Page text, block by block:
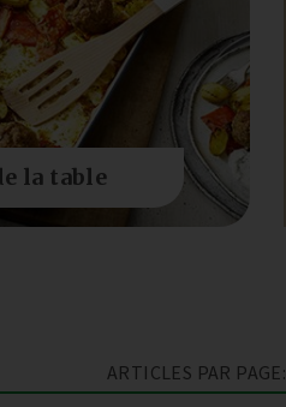
la table
ARTICLES PAR PAGE: